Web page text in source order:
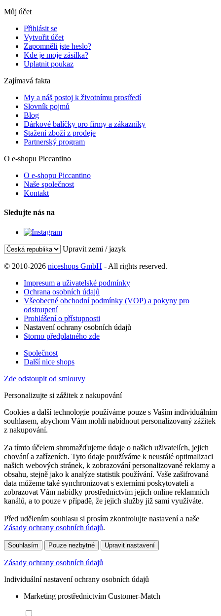
Můj účet
Přihlásit se
Vytvořit účet
Zapomněli jste heslo?
Kde je moje zásilka?
Uplatnit poukaz
Zajímavá fakta
My a náš postoj k životnímu prostředí
Slovník pojmů
Blog
Dárkové balíčky pro firmy a zákazníky
Stažení zboží z prodeje
Partnerský program
O e-shopu Piccantino
O e-shopu Piccantino
Naše společnost
Kontakt
Sledujte nás na
Upravit zemi / jazyk
© 2010-2026 niceshops GmbH - All rights reserved.
Impresum a uživatelské podmínky
Ochrana osobních údajů
Všeobecné obchodní podmínky (VOP) a pokyny pro
odstoupení
Prohlášení o přístupnosti
Nastavení ochrany osobních údajů
Storno předplatného zde
Společnost
Další nice shops
Zde odstoupit od smlouvy
Personalizujte si zážitek z nakupování
Cookies a další technologie používáme pouze s Vaším individuálním
souhlasem, abychom Vám mohli nabídnout personalizovaný zážitek
z nakupování.
Za tímto účelem shromažďujeme údaje o našich uživatelích, jejich
chování a zařízeních. Tyto údaje používáme k neustálé optimalizaci
našich webových stránek, k zobrazování personalizované reklamy a
obsahu, stejně jako k analýze statistik používání. Vaše zašifrovaná
data můžeme také synchronizovat s externími poskytovateli a
zobrazovat Vám nabídky prostřednictvím jejich online reklamních
kanálů, a to pouze v případě, že jejich služby již sami využíváte.
Před udělením souhlasu si prosím zkontrolujte nastavení a naše
Zásady ochrany osobních údajů.
Souhlasím Pouze nezbytné Upravit nastavení
Zásady ochrany osobních údajů
Individuální nastavení ochrany osobních údajů
Marketing prostřednictvím Customer-Match